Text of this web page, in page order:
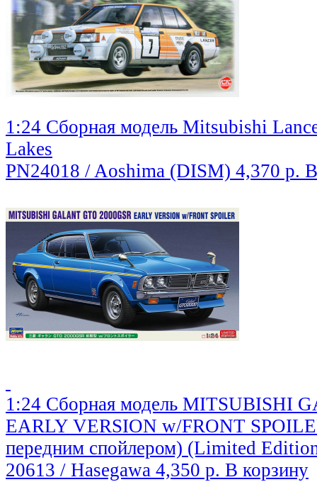
1:24 Сборная модель Mitsubishi
Lakes
PN24018 / Aoshima (DISM) 4,370 р.
1:24 Сборная модель MITSUBISHI
EARLY VERSION w/FRONT
передним спойлером) (Limited
20613 / Hasegawa 4,350 р. В корзину